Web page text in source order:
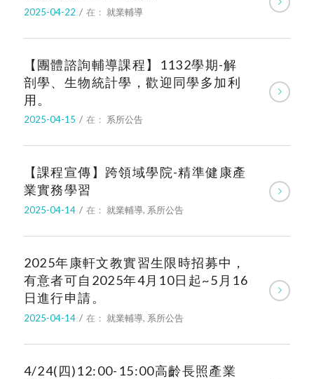
2025-04-22 / 在： 就業輔導
【團體諮詢輔導課程】1132學期-解
剖學、生物統計學，歡迎同學多加利
用。
2025-04-15 / 在： 系所公告
【課程宣傳】跨領域學院-精準健康產
業實務學習
2025-04-14 / 在： 就業輔導, 系所公告
2025年康軒文教實習生限時招募中，
有意者可自2025年4月10日起~5月16
日進行申請。
2025-04-14 / 在： 就業輔導, 系所公告
4/24(四)12:00-15:00高齡長照產業